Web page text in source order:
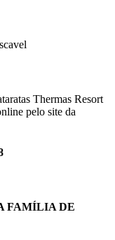
Thermas Resort
pelo site da
FAMÍLIA DE